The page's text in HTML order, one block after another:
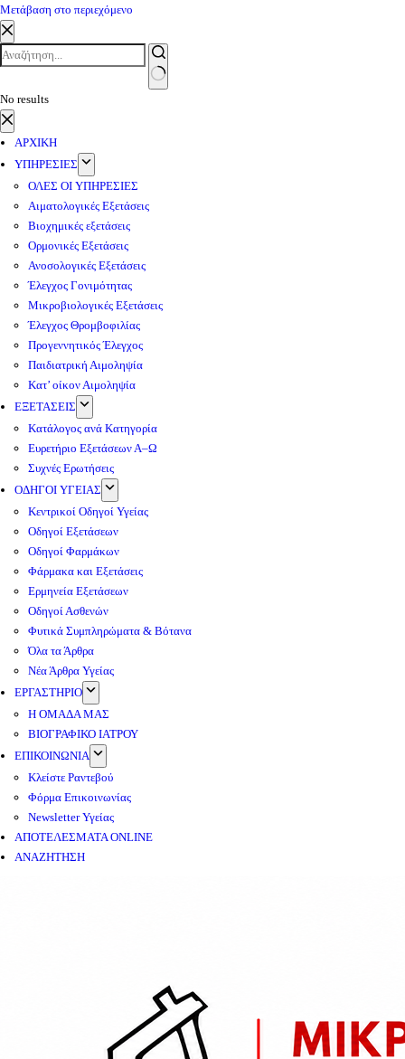
Μετάβαση στο περιεχόμενο
No results
ΑΡΧΙΚΗ
ΥΠΗΡΕΣΙΕΣ
ΟΛΕΣ ΟΙ ΥΠΗΡΕΣΙΕΣ
Αιματολογικές Εξετάσεις
Βιοχημικές εξετάσεις
Ορμονικές Εξετάσεις
Ανοσολογικές Εξετάσεις
Έλεγχος Γονιμότητας
Μικροβιολογικές Εξετάσεις
Έλεγχος Θρομβοφιλίας
Προγεννητικός Έλεγχος
Παιδιατρική Αιμοληψία
Κατ’ οίκον Αιμοληψία
ΕΞΕΤΑΣΕΙΣ
Κατάλογος ανά Κατηγορία
Ευρετήριο Εξετάσεων Α–Ω
Συχνές Ερωτήσεις
ΟΔΗΓΟΙ ΥΓΕΙΑΣ
Κεντρικοί Οδηγοί Υγείας
Οδηγοί Εξετάσεων
Οδηγοί Φαρμάκων
Φάρμακα και Εξετάσεις
Ερμηνεία Εξετάσεων
Οδηγοί Ασθενών
Φυτικά Συμπληρώματα & Βότανα
Όλα τα Άρθρα
Νέα Άρθρα Υγείας
ΕΡΓΑΣΤΗΡΙΟ
Η ΟΜΑΔΑ ΜΑΣ
ΒΙΟΓΡΑΦΙΚΟ ΙΑΤΡΟΥ
ΕΠΙΚΟΙΝΩΝΙΑ
Κλείστε Ραντεβού
Φόρμα Επικοινωνίας
Newsletter Υγείας
ΑΠΟΤΕΛΕΣΜΑΤΑ ONLINE
ΑΝΑΖΗΤΗΣΗ